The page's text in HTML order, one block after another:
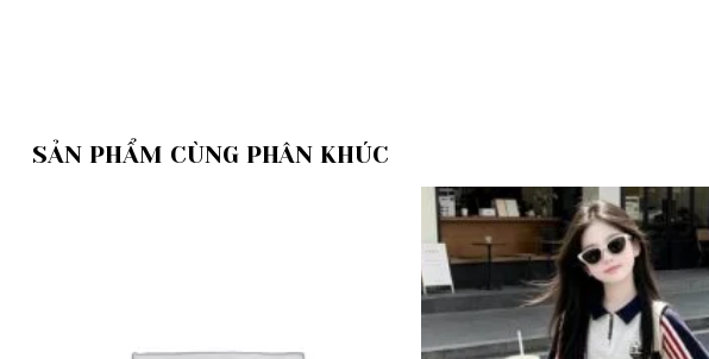
SẢN PHẨM CÙNG PHÂN KHÚC